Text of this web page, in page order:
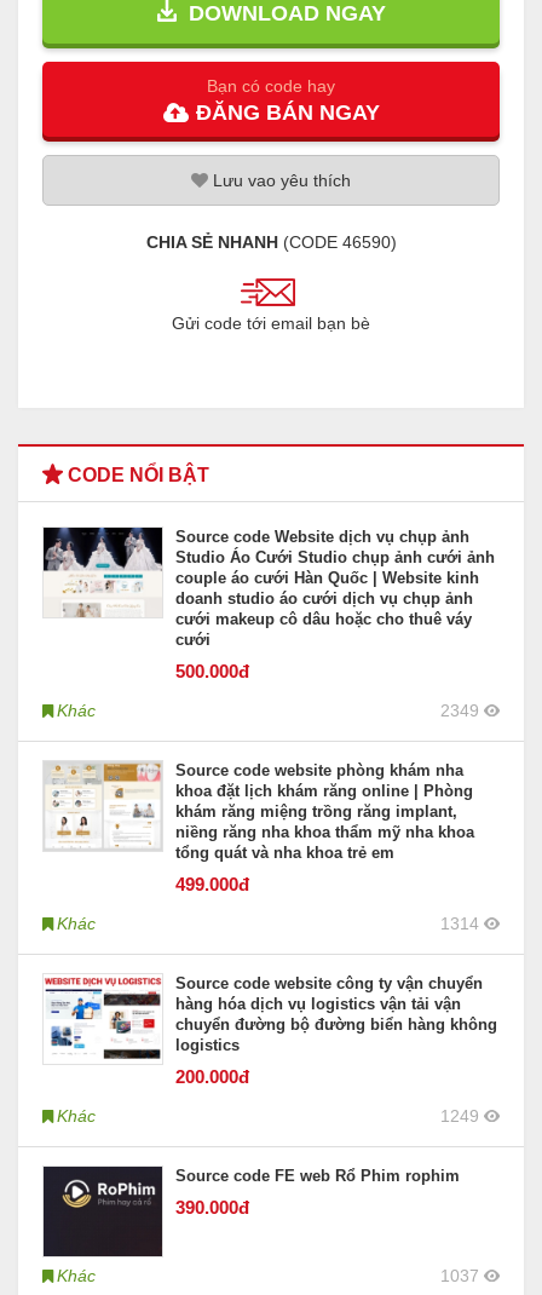
DOWNLOAD NGAY
Bạn có code hay
ĐĂNG BÁN NGAY
Lưu vao yêu thích
CHIA SẺ NHANH(CODE 46590)
Gửi code tới email bạn bè
CODE NỔI BẬT
Source code Website dịch vụ chụp ảnh
Studio Áo Cưới Studio chụp ảnh cưới ảnh
couple áo cưới Hàn Quốc | Website kinh
doanh studio áo cưới dịch vụ chụp ảnh
cưới makeup cô dâu hoặc cho thuê váy
cưới
500.000đ
Khác 2349
Source code website phòng khám nha
khoa đặt lịch khám răng online | Phòng
khám răng miệng trồng răng implant,
niềng răng nha khoa thẩm mỹ nha khoa
tổng quát và nha khoa trẻ em
499.000đ
Khác 1314
Source code website công ty vận chuyển
hàng hóa dịch vụ logistics vận tải vận
chuyển đường bộ đường biển hàng không
logistics
200.000đ
Khác 1249
Source code FE web Rổ Phim rophim
390.000đ
Khác 1037